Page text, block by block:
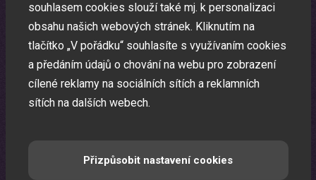
Laser show
Pomocí laserů Vám vytvoříme exkluzivní laser show.
souhlasem cookies slouží také mj. k personalizaci
obsahu našich webových stránek. Kliknutím na
tlačítko „V pořádku“ souhlasíte s využívaním cookies
a předáním údajů o chování na webu pro zobrazení
cílené reklamy na sociálních sítích a reklamních
sítích na dalších webech.
Přizpůsobit nastavení cookies